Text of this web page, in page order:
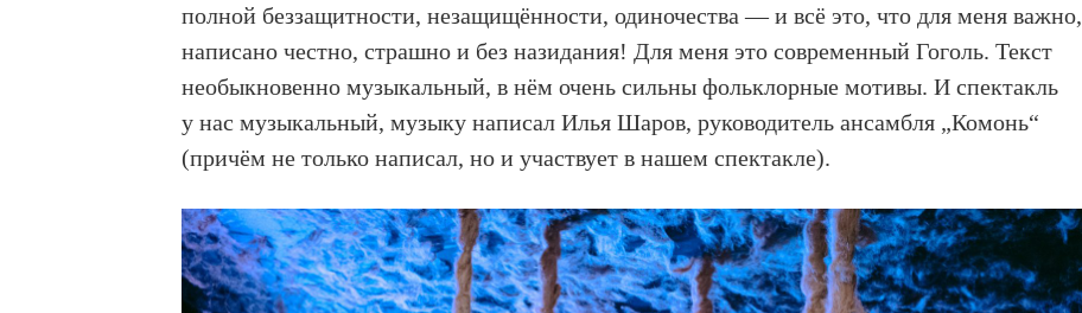
полной беззащитности, незащищённости, одиночества — и всё это, что для меня важно,
написано честно, страшно и без назидания! Для меня это современный Гоголь. Текст
необыкновенно музыкальный, в нём очень сильны фольклорные мотивы. И спектакль
у нас музыкальный, музыку написал Илья Шаров, руководитель ансамбля „Комонь“
(причём не только написал, но и участвует в нашем спектакле).